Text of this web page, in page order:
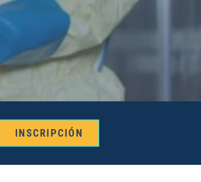
INSCRIPCIÓN